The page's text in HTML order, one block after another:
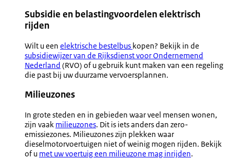
Subsidie en belastingvoordelen elektrisch
rijden
Wilt u een elektrische bestelbus kopen? Bekijk in de
subsidiewijzer van de Rijksdienst voor Ondernemend
Nederland (RVO) of u gebruik kunt maken van een regeling
die past bij uw duurzame vervoersplannen.
Milieuzones
In grote steden en in gebieden waar veel mensen wonen,
zijn vaak milieuzones. Dit is iets anders dan zero-
emissiezones. Milieuzones zijn plekken waar
dieselmotorvoertuigen niet of weinig mogen rijden. Bekijk
of u met uw voertuig een milieuzone mag inrijden.